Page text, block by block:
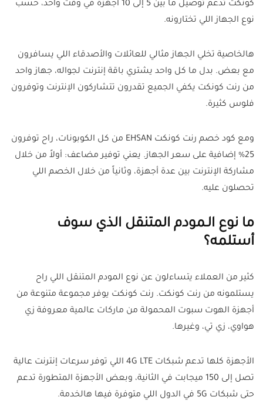
كونكت تدعم توصيل ما بين 5 إلى 10 أجهزة في وقت واحد، حسب
نوع الجهاز اللي تختارونه.
هالخاصية تخلي الجهاز مثالي للعائلات والأصدقاء اللي يسافرون
مع بعض. بدل ما كل واحد يشتري باقة إنترنت لجواله، جهاز واحد
من رنت كونكت يكفي الجميع تقدرون تتشاركون الإنترنت وتوفرون
فلوس كثيرة.
ومع كود خصم رنت كونكت EHSAN من كل الكوبونات، راح توفرون
25% إضافية على سعر الجهاز. يعني توفير مضاعف: أولاً من خلال
مشاركة الإنترنت بين عدة أجهزة، وثانياً من خلال الخصم اللي
تحصلون عليه.
ما نوع الـمودم المتنقل الذي سوف
أستلمه؟
كثير من العملاء يتساءلون عن نوع المودم المتنقل اللي راح
يستلمونه من رنت كونكت. رنت كونكت يوفر مجموعة متنوعة من
أجهزة الهوت سبوت المحمولة من ماركات عالمية معروفة زي
هواوي، زي تي، وغيرها.
الأجهزة كلها تدعم شبكات 4G LTE اللي توفر سرعات إنترنت عالية
تصل إلى 150 ميجابت في الثانية، وبعض الأجهزة المتطورة تدعم
حتى شبكات 5G في الدول اللي متوفرة فيها هالخدمة.